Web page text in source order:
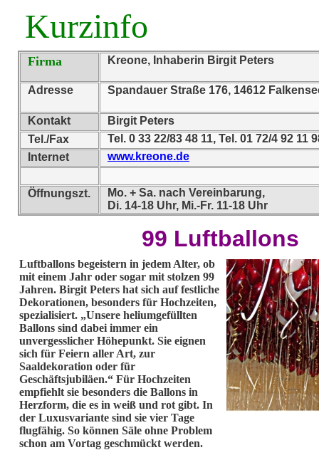
Kurzinfo
Firma Kreone, Inhaberin Birgit Peters
Adresse Spandauer Straße 176, 14612
Kontakt
Birgit Peters
Tel./Fax
Tel. 0 33 22/83 48 11, Tel. 01 72/4 92 11
Internet
www.kreone.de
Öffnungszt.
Mo. + Sa. nach Vereinbarung,
Di. 14-18 Uhr, Mi.-Fr. 11-18 Uhr
99 Luftballons
Luftballons begeistern in jedem Alter, ob
mit einem Jahr oder sogar mit stolzen 99
Jahren. Birgit Peters hat sich auf festliche
Dekorationen, besonders für Hochzeiten,
spezialisiert. „Unsere heliumgefüllten
Ballons sind dabei immer ein
unvergesslicher Höhepunkt. Sie eignen
sich für Feiern aller Art, zur
Saaldekoration oder für
Geschäftsjubiläen.“ Für Hochzeiten
empfiehlt sie besonders die Ballons in
Herzform, die es in weiß und rot gibt. In
der Luxusvariante sind sie vier Tage
flugfähig. So können Säle ohne Problem
schon am Vortag geschmückt werden.